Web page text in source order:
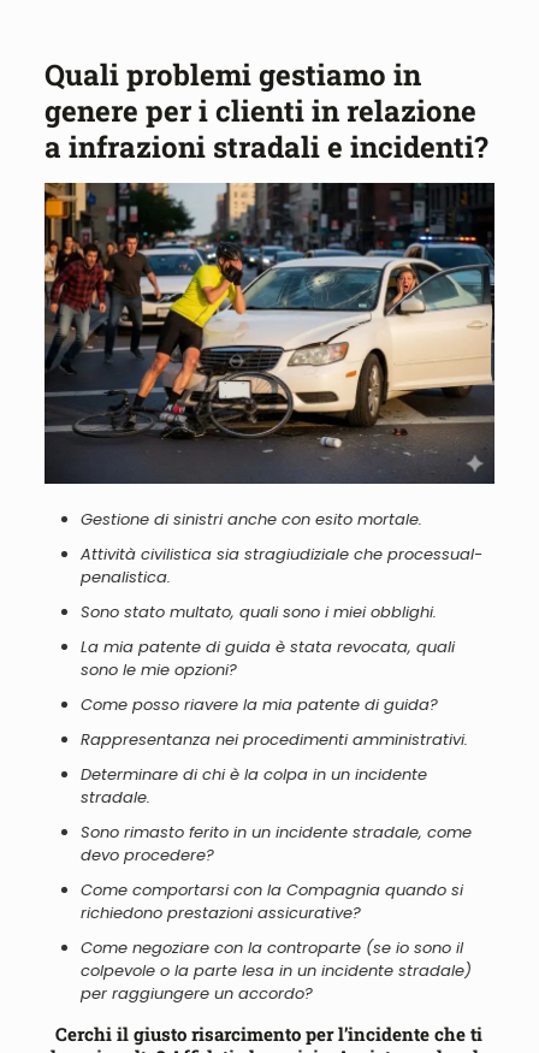
Quali problemi gestiamo in
genere per i clienti in relazione
a infrazioni stradali e incidenti?
Gestione di sinistri anche con esito mortale.
Attività civilistica siastragiudiziale che processual-
penalistica.
Sono stato multato, quali sono i miei obblighi.
La mia patente di guida è stata revocata, quali
sono le mie opzioni?
Come posso riavere la mia patente di guida?
Rappresentanza nei procedimenti amministrativi.
Determinare di chi è la colpa in un incidente
stradale.
Sono rimasto ferito in un incidente stradale, come
devo procedere?
Come comportarsi con la Compagnia quando si
richiedono prestazioni assicurative?
Come negoziare con la controparte (se io sono il
colpevole o la parte lesa in un incidente stradale)
per raggiungere un accordo?
Cerchi il giusto risarcimento per l’incidente che ti